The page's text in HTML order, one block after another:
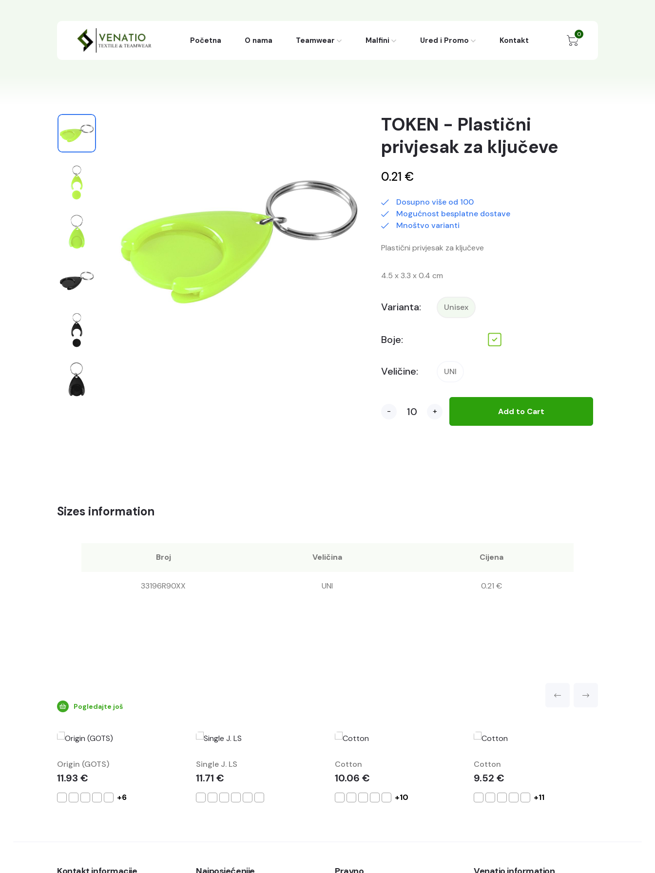
Početna O nama Teamwear Malfini Ured i Promo Kontakt
0
TOKEN - Plastični
privjesak za ključeve
0.21 €
Dosupno više od 100
Mogućnost besplatne dostave
Mnoštvo varianti
Plastični privjesak za ključeve
4.5 x 3.3 x 0.4 cm
Varianta: Unisex
Boje:
Veličine: UNI
- + Add to Cart
Sizes information
Broj Veličina Cijena
33196R90XX UNI 0.21 €
Pogledajte još
Origin (GOTS)
11.93 €
+6
Single J. LS
11.71 €
Cotton
10.06 €
+10
Cotton
9.52 €
+11